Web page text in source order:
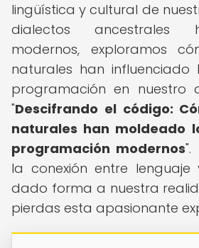
lingüística y cultural de
dialectos ancestrales
modernos, exploramos
naturales han influenciado
programación en nuestro
"Descifrando el código:
naturales han moldeado
programación modernos".
la conexión entre
dado forma a nuestra
pierdas esta apasionante